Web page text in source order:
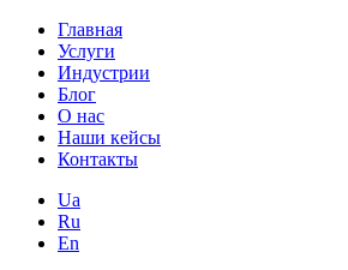
Главная
Услуги
Индустрии
Блог
О нас
Наши кейсы
Контакты
Ua
Ru
En